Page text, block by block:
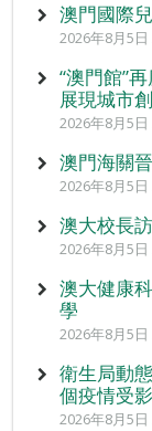
澳門國際
2026年8月5日
“澳門館”
展現城市
2026年8月5日
澳門海關
2026年8月5日
澳大校長
2026年8月5
澳大健康
學
2026年8月5日
衛生局動
個疫情受
2026年8月5日